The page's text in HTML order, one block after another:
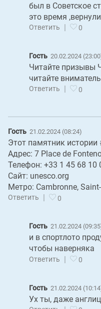
был в Советское
это время
Ответить | 0
Гость 20.02.2024
Читайте призывы
читайте
Ответить 0
Гость 21.02.2024 (08:24)
Этот памятник
Адрес: 7 Place de
Телефон: +33 1 45 68 10
Сайт: unesco.org
Метро: Cambronne,
Ответить 0
Гость 21.02.2024
и в спортлото
чтобы наверняка
Ответить | 0
Гость 21.02.2024
Ух ты, даже